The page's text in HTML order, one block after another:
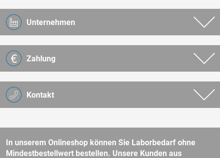
Kontakt
Unternehmen
Zahlung
In unserem Onlineshop können Sie Laborbedarf ohne
Mindestbestellwert bestellen. Unsere Kunden aus